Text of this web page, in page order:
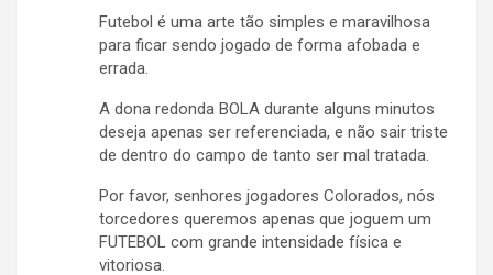
Futebol é uma arte tão simples e maravilhosa
para ficar sendo jogado de forma afobada e
errada.
A dona redonda BOLA durante alguns minutos
deseja apenas ser referenciada, e não sair triste
de dentro do campo de tanto ser mal tratada.
Por favor, senhores jogadores Colorados, nós
torcedores queremos apenas que joguem um
FUTEBOL com grande intensidade física e
vitoriosa.